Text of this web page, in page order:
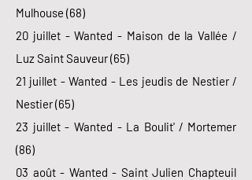
Mulhouse (68)
20 juillet - Wanted - Maison de la Vallée /
Luz Saint Sauveur (65)
21 juillet - Wanted - Les jeudis de Nestier /
Nestier (65)
23 juillet - Wanted - La Boulit' / Mortemer
(86)
03 août - Wanted - Saint Julien Chapteuil